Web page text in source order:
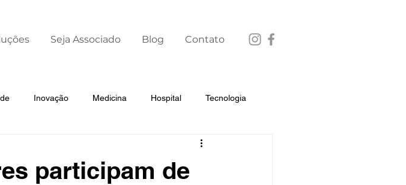
Seja Associado Blog Contato
Inovação Medicina Hospital Tecnologia
participam de